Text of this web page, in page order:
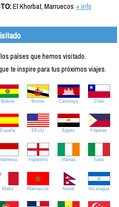
El Khorbat, Marruecos + info
países que hemos visitado.
te inspire para tus próximos viajes.
Bolivia Brunei Camboya Chile
España EEUU Egipto Filipinas
Inglaterra Irlanda Italia
Malta Marruecos Nepal Nicaragua